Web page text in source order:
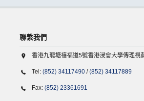
聯繫我們
香港九龍塘禧福道5號香港浸會大學傳理視
Tel: (852) 34117490 /(852) 34117889
Fax: (852) 23361691